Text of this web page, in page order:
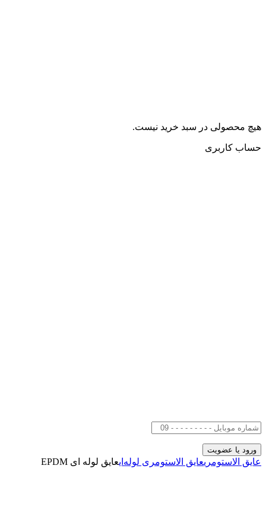
هیچ محصولی در سبد خرید نیست.
حساب کاربری
عایق الاستومریعایق الاستومری لوله‌ایعایق لوله ای EPDM